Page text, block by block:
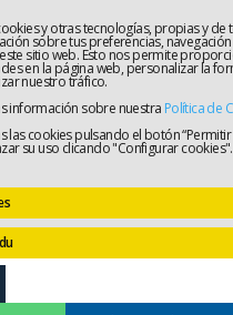
y otras tecnologías, propias y de
sobre tus preferencias, navegación
sitio web. Esto nos permite
en la página web, personalizar la
nuestro tráfico.
información sobre nuestra Política de
las cookies pulsando el botón “Permitir
su uso clicando "Configurar cookies".